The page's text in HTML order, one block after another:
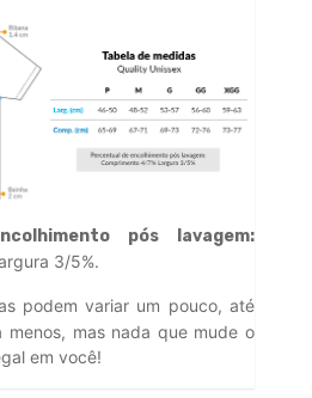
pós lavagem:
3/5%.
podem variar um pouco, até
mas nada que mude o
em você!